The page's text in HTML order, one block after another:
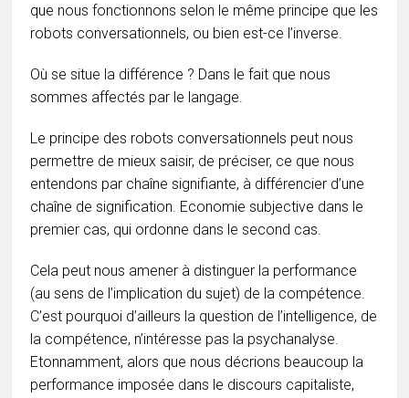
que nous fonctionnons selon le même principe que les
robots conversationnels, ou bien est-ce l’inverse.
Où se situe la différence ? Dans le fait que nous
sommes affectés par le langage.
Le principe des robots conversationnels peut nous
permettre de mieux saisir, de préciser, ce que nous
entendons par chaîne signifiante, à différencier d’une
chaîne de signification. Economie subjective dans le
premier cas, qui ordonne dans le second cas.
Cela peut nous amener à distinguer la performance
(au sens de l’implication du sujet) de la compétence.
C’est pourquoi d’ailleurs la question de l’intelligence, de
la compétence, n’intéresse pas la psychanalyse.
Etonnamment, alors que nous décrions beaucoup la
performance imposée dans le discours capitaliste,